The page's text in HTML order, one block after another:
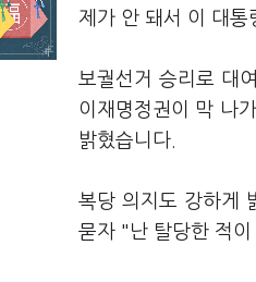
제가 안 돼서 이 대통
보궐선거 승리로 대
이재명정권이 막 나
밝혔습니다.
복당 의지도 강하게
묻자 "난 탈당한 적